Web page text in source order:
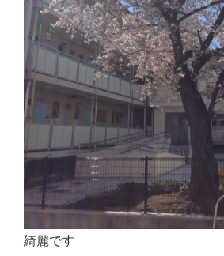
綺麗です